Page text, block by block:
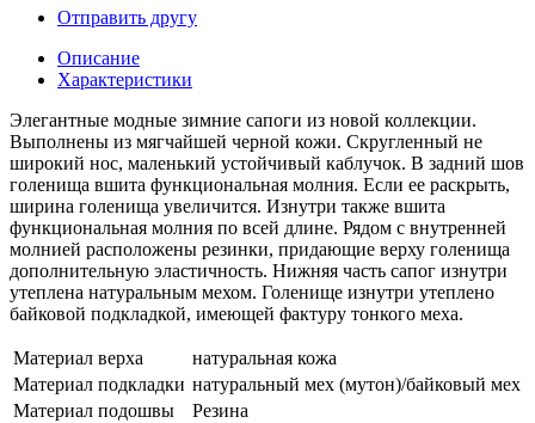
Отправить другу
Описание
Характеристики
Элегантные модные зимние сапоги из новой коллекции.
Выполнены из мягчайшей черной кожи. Скругленный не
широкий нос, маленький устойчивый каблучок. В задний шов
голенища вшита функциональная молния. Если ее раскрыть,
ширина голенища увеличится. Изнутри также вшита
функциональная молния по всей длине. Рядом с внутренней
молнией расположены резинки, придающие верху голенища
дополнительную эластичность. Нижняя часть сапог изнутри
утеплена натуральным мехом. Голенище изнутри утеплено
байковой подкладкой, имеющей фактуру тонкого меха.
Материал верха
натуральная кожа
Материал подкладки натуральный мех (мутон)/байковый мех
Материал подошвы
Резина